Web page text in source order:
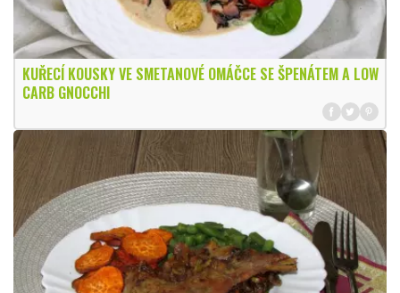
KUŘECÍ KOUSKY VE SMETANOVÉ OMÁČCE SE ŠPENÁTEM A LOW
CARB GNOCCHI